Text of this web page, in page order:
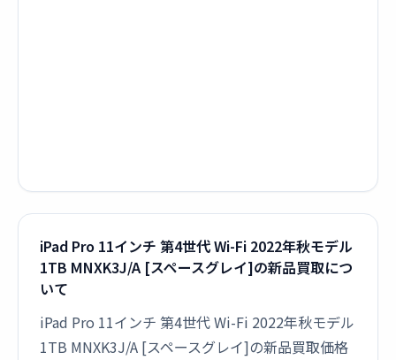
iPad Pro 11インチ 第4世代 Wi-Fi 2022年秋モデル
1TB MNXK3J/A [スペースグレイ]の新品買取につ
いて
iPad Pro 11インチ 第4世代 Wi-Fi 2022年秋モデル
1TB MNXK3J/A [スペースグレイ]の新品買取価格